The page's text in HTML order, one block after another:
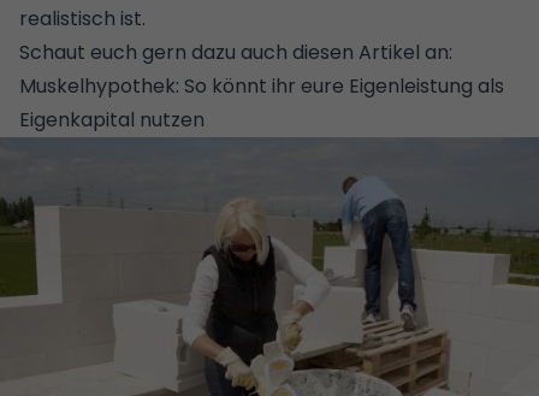
realistisch ist.
Schaut euch gern dazu auch diesen Artikel an:
Muskelhypothek: So könnt ihr eure Eigenleistung als
Eigenkapital nutzen